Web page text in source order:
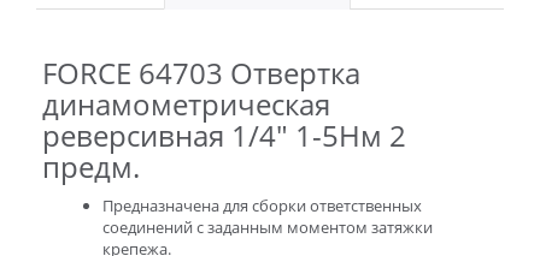
FORCE 64703 Отвертка
динамометрическая
реверсивная 1/4" 1-5Нм 2
предм.
Предназначена для сборки ответственных
соединений с заданным моментом затяжки
крепежа.